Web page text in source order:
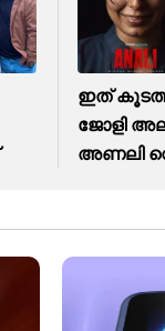
ഇത്
ജോളി
അണലി